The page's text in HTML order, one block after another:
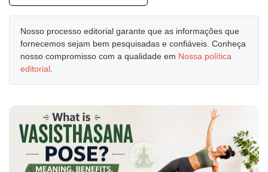
Nosso processo editorial garante que as informações que
fornecemos sejam bem pesquisadas e confiáveis. Conheça
nosso compromisso com a qualidade em Nossa política
editorial